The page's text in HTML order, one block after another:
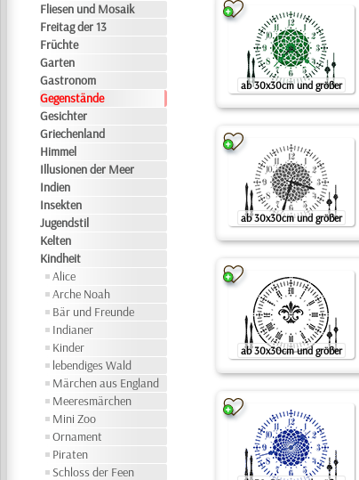
Fliesen und Mosaik
Freitag der 13
Früchte
Garten
Gastronom
Gegenstände
Gesichter
Griechenland
Himmel
Illusionen der Meer
Indien
Insekten
Jugendstil
Kelten
Kindheit
Alice
Arche Noah
Bär und Freunde
Indianer
Kinder
lebendiges Wald
Märchen aus England
Meeresmärchen
Mini Zoo
Ornament
Piraten
Schloss der Feen
ab 30x30cm und größer
ab 30x30cm und größer
ab 30x30cm und größer